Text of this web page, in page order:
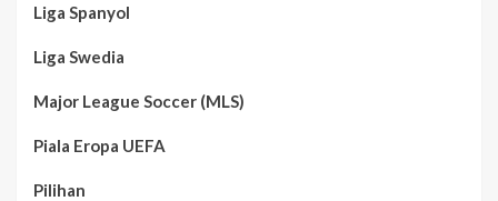
Liga Spanyol
Liga Swedia
Major League Soccer (MLS)
Piala Eropa UEFA
Pilihan